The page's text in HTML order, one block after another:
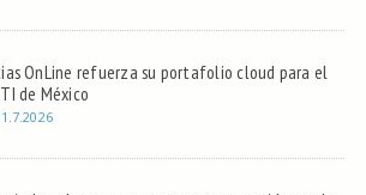
OnLine refuerza su portafolio cloud para el
de México